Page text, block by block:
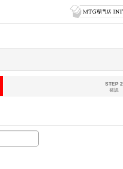
STEP 2
確認